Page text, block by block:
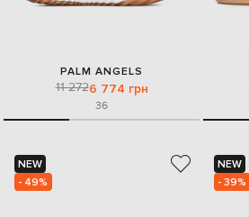
PALM ANGELS
11 2726 774 грн
36
NEW
- 49%
NEW
- 39%